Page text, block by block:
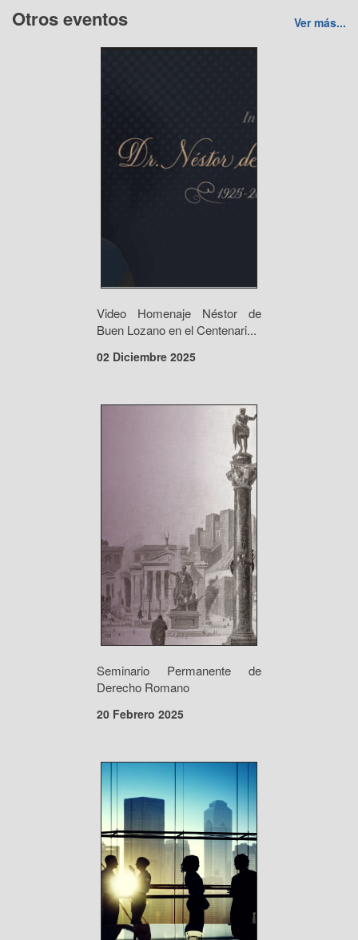
Otros eventos Ver más...
Video Homenaje Néstor de
Buen Lozano en el Centenari...
02 Diciembre 2025
Seminario Permanente de
Derecho Romano
20 Febrero 2025